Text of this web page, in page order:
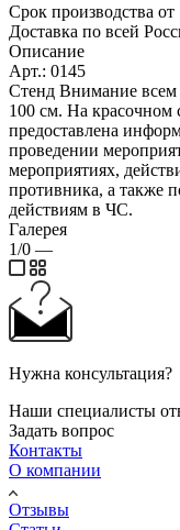
Срок производства от
Доставка по всей
Описание
Арт.: 0145
Стенд Внимание
100 см. На красочном
предоставлена
проведении
мероприятиях,
противника, а также
действиям в ЧС.
Галерея
1/0 —
Нужна консультация?
Наши специалисты
Задать вопрос
Контакты
О компании
Отзывы